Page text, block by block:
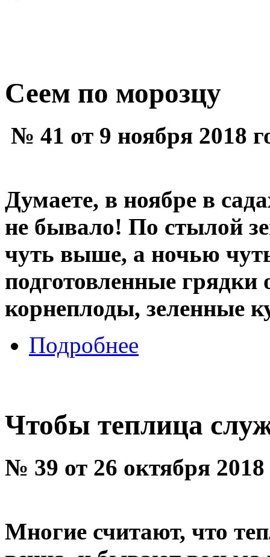
Сеем по морозцу
№ 41 от 9 ноября 2018
Думаете, в ноябре в
не бывало! По стылой
чуть выше, а ночью
подготовленные
корнеплоды, зеленные
Подробнее
Чтобы теплица
№ 39 от 26 октября 2018
Многие считают, что